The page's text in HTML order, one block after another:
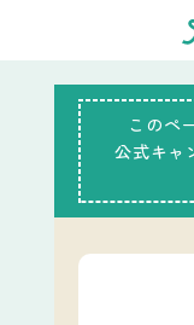
このペ
公式キャ